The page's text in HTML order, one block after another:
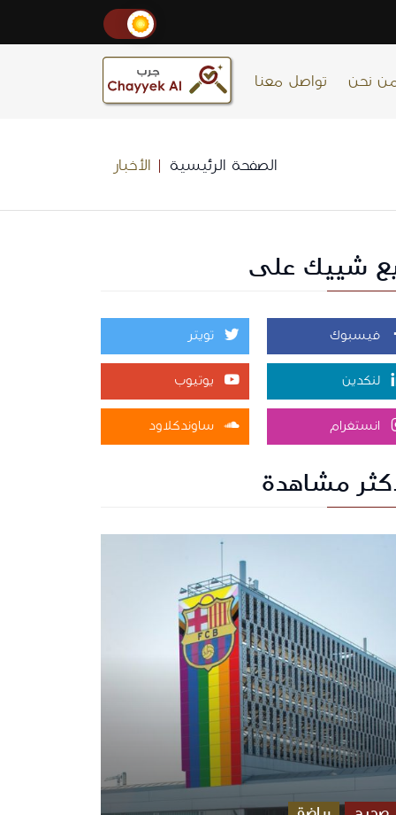
نحن تواصل معنا
الصفحة الرئيسية الأخبار
شييك على
فيسبوك تويتر
لنكدين يوتيوب
انستغرام ساوندكلاود
مشاهدة